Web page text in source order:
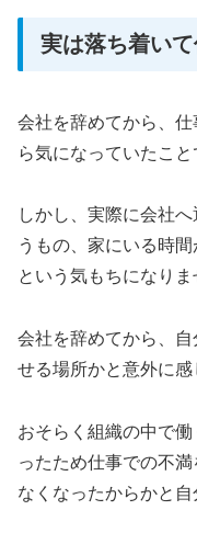
実は落ち着い
会社を辞めてから、
ら気になっていたこと
しかし、実際に会社
うもの、家にいる時
という気もちになりま
会社を辞めてから、
せる場所かと意外に感
おそらく組織の中で
ったため仕事での不
なくなったからかと自